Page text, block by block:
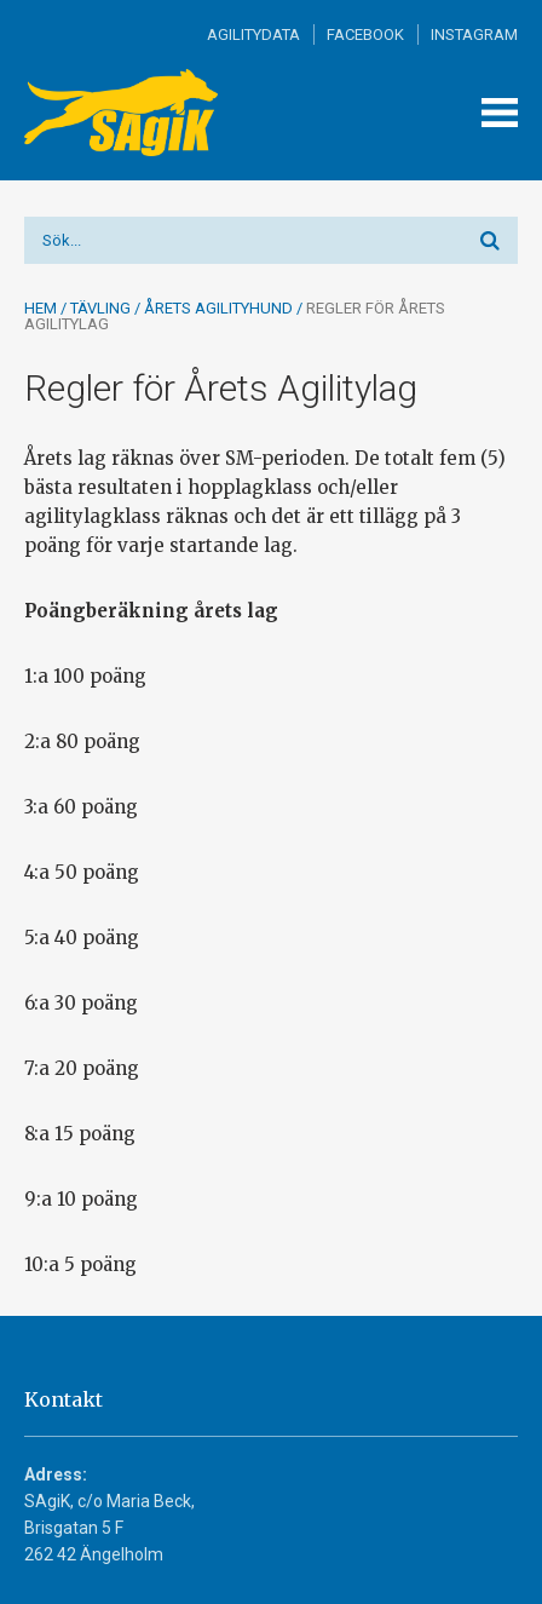
AGILITYDATA FACEBOOK INSTAGRAM
HEM /TÄVLING / ÅRETS AGILITYHUND / REGLER FÖR ÅRETS
AGILITYLAG
Regler för Årets Agilitylag
Årets lag räknas över SM-perioden. De totalt fem (5)
bästa resultaten i hopplagklass och/eller
agilitylagklass räknas och det är ett tillägg på 3
poäng för varje startande lag.
Poängberäkning årets lag
1:a 100 poäng
2:a 80 poäng
3:a 60 poäng
4:a 50 poäng
5:a 40 poäng
6:a 30 poäng
7:a 20 poäng
8:a 15 poäng
9:a 10 poäng
10:a 5 poäng
Kontakt
Adress:
SAgiK, c/o Maria Beck,
Brisgatan 5 F
262 42 Ängelholm